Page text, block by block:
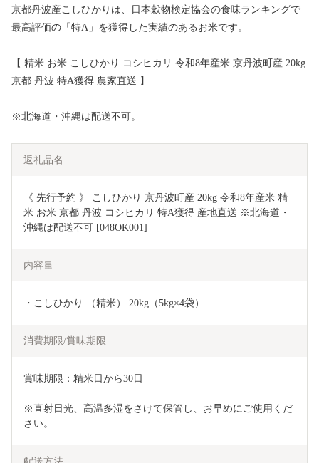
京都丹波産こしひかりは、日本穀物検定協会の食味ランキングで
最高評価の「特A」を獲得した実績のあるお米です。
【 精米 お米 こしひかり コシヒカリ 令和8年産米 京丹波町産 20kg
京都 丹波 特A獲得 農家直送 】
※北海道・沖縄は配送不可。
返礼品名
《 先行予約 》 こしひかり 京丹波町産 20kg 令和8年産米 精
米 お米 京都 丹波 コシヒカリ 特A獲得 産地直送 ※北海道・
沖縄は配送不可 [048OK001]
内容量
・こしひかり （精米） 20kg（5kg×4袋）
消費期限/賞味期限
賞味期限：精米日から30日
※直射日光、高温多湿をさけて保管し、お早めにご使用くだ
さい。